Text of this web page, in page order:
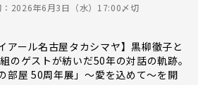
：2026年6月3日（水）17:00〆切
アール名古屋タカシマヤ】黒柳徹子と
のゲストが紡いだ50年の対話の軌跡。
部屋 50周年展」～愛を込めて～を開